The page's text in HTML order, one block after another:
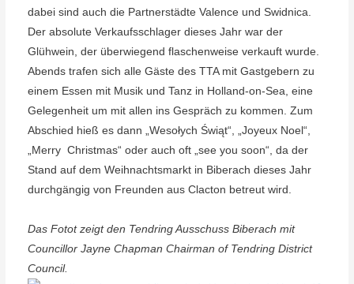
dabei sind auch die Partnerstädte Valence und Swidnica.
Der absolute Verkaufsschlager dieses Jahr war der
Glühwein, der überwiegend flaschenweise verkauft wurde.
Abends trafen sich alle Gäste des TTA mit Gastgebern zu
einem Essen mit Musik und Tanz in Holland-on-Sea, eine
Gelegenheit um mit allen ins Gespräch zu kommen. Zum
Abschied hieß es dann „Wesołych Świąt“, „Joyeux Noel“,
„Merry Christmas“ oder auch oft „see you soon“, da der
Stand auf dem Weihnachtsmarkt in Biberach dieses Jahr
durchgängig von Freunden aus Clacton betreut wird.
Das Fotot zeigt den Tendring Ausschuss Biberach mit
Councillor Jayne Chapman Chairman of Tendring District
Council.